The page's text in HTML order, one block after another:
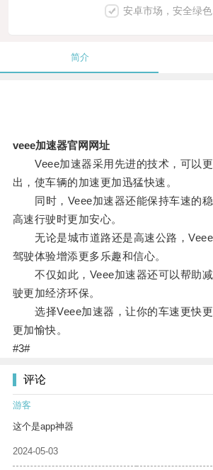
安卓市场，安全绿色
简介
veee加速器官网网址
Veee加速器采用先进的技术，可以更
出，使车辆的加速更加迅猛快速。
同时，Veee加速器还能保持车速的稳
高速行驶时更加安心。
无论是城市道路还是高速公路，Veee
驾驶体验增添更多乐趣和信心。
不仅如此，Veee加速器还可以帮助减
驶更加经济环保。
选择Veee加速器，让你的车速更快更
更加愉快。
#3#
评论
游客
这个是app神器
2024-05-03